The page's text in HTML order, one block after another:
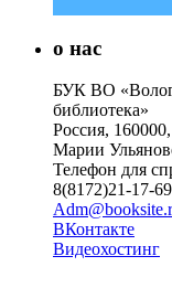
о нас
БУК ВО
библиотека»
Россия,
Марии
Телефон для
8(8172)21-17-69
ВКонтакте
Видеохостинг